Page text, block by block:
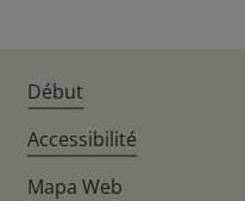
Début
Accessibilité
Mapa Web